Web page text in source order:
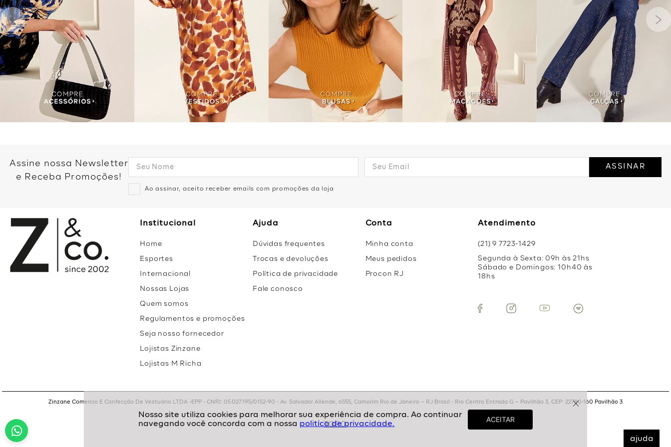
ajuda
politíca de privacidade.
Assine nossa Newsletter
e Receba Promoções!
Ao assinar, aceito receber emails com promoções da loja
ASSINAR
Institucional
Home
Esportes
Internacional
Nossas Lojas
Quem somos
Regulamentos e promoções
Seja nosso fornecedor
Lojistas Zinzane
Lojistas M Richa
Ajuda
Dúvidas frequentes
Trocas e devoluções
Política de privacidade
Fale conosco
Conta
Minha conta
Meus pedidos
Procon RJ
Atendimento
(21) 9 7723-1429
Segunda à Sexta: 09h às 21hs
Sábado e Domingos: 10h40 às
18hs
Zinzane Comercio E Confecção De Vestuário LTDA -EPP - CNPJ: 05.027.195/0152-90 - Av. Salvador Allende, 6555, Camorim Rio de Janeiro – RJ Brasil - Rio Centro Entrada G – Pavilhão 3, CEP: 22780-160 Pavilhão 3
TOPO